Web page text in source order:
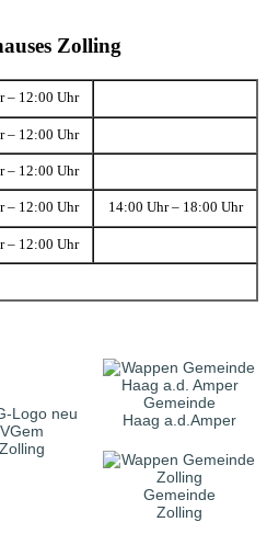
Zolling
– 12:00 Uhr
– 12:00 Uhr
– 12:00 Uhr
– 12:00 Uhr 14:00 Uhr – 18:00 Uhr
– 12:00 Uhr
VGem
Zolling
Gemeinde
Haag a.d.Amper
Gemeinde
Zolling